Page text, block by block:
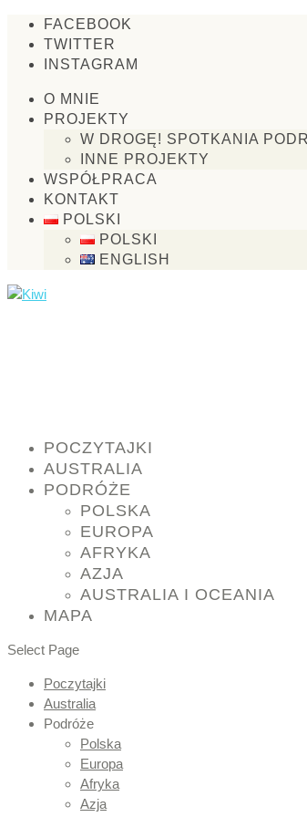
FACEBOOK
TWITTER
INSTAGRAM
O MNIE
PROJEKTY
W DROGĘ! SPOTKANIA
INNE PROJEKTY
WSPÓŁPRACA
KONTAKT
POLSKI
POLSKI
ENGLISH
POCZYTAJKI
AUSTRALIA
PODRÓŻE
POLSKA
EUROPA
AFRYKA
AZJA
AUSTRALIA I OCEANIA
MAPA
Select Page
Poczytajki
Australia
Podróże
Polska
Europa
Afryka
Azja